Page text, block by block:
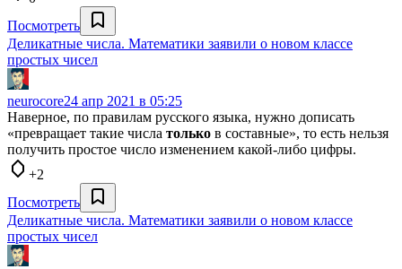
Посмотреть
Деликатные числа. Математики заявили о новом классе
простых чисел
neurocore24 апр 2021 в 05:25
Наверное, по правилам русского языка, нужно дописать
«превращает такие числа только в составные», то есть нельзя
получить простое число изменением какой-либо цифры.
+2
Посмотреть
Деликатные числа. Математики заявили о новом классе
простых чисел